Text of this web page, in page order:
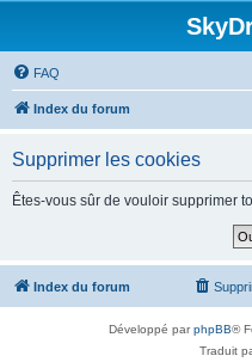
FAQ
Index du forum
Supprimer les cookies
Êtes-vous sûr de vouloir supprimer
Index du forum
Développé parphpBB®
Traduit